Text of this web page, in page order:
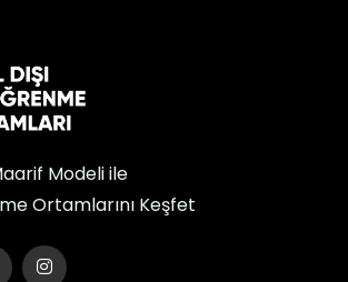
Modeli ile
Ortamlarını Keşfet